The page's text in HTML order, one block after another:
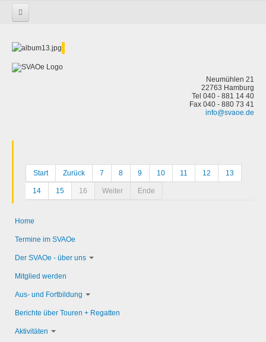
Neumühlen 21
22763 Hamburg
Tel 040 - 881 14 40
Fax 040 - 880 73 41
info@svaoe.de
Start Zurück 7 8 9 10 11 12 13
14 15 16 Weiter Ende
Home
Termine im SVAOe
Der SVAOe - über uns
Mitglied werden
Aus- und Fortbildung
Berichte über Touren + Regatten
Aktivitäten